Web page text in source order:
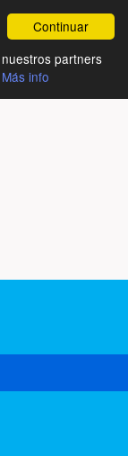
Continuar
partners
Más info